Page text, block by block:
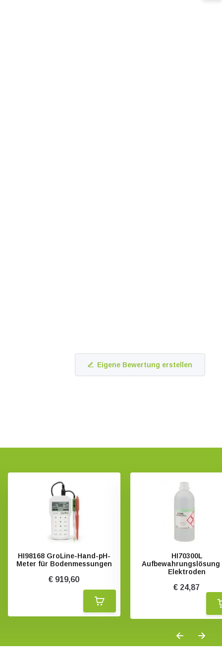
Eigene Bewertung erstellen
HI98168 GroLine-Hand-pH-
Meter für Bodenmessungen
€ 919,60
HI70300L
Aufbewahrungslösung
Elektroden
€ 24,87